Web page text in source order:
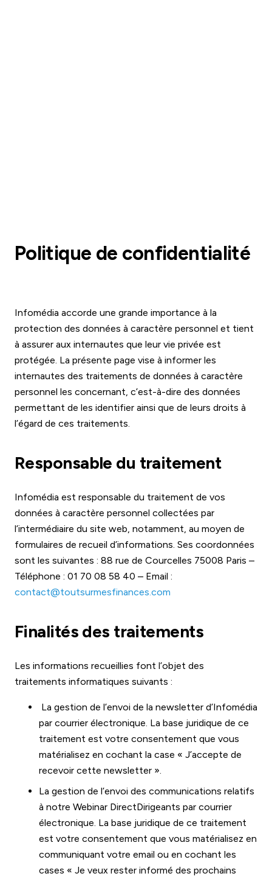
Politique de confidentialité
Infomédia accorde une grande importance à la
protection des données à caractère personnel et tient
à assurer aux internautes que leur vie privée est
protégée. La présente page vise à informer les
internautes des traitements de données à caractère
personnel les concernant, c’est-à-dire des données
permettant de les identifier ainsi que de leurs droits à
l’égard de ces traitements.
Responsable du traitement
Infomédia est responsable du traitement de vos
données à caractère personnel collectées par
l’intermédiaire du site web, notamment, au moyen de
formulaires de recueil d’informations. Ses coordonnées
sont les suivantes : 88 rue de Courcelles 75008 Paris –
Téléphone : 01 70 08 58 40 – Email :
contact@toutsurmesfinances.com
Finalités des traitements
Les informations recueillies font l’objet des
traitements informatiques suivants :
La gestion de l’envoi de la newsletter d’Infomédia
par courrier électronique. La base juridique de ce
traitement est votre consentement que vous
matérialisez en cochant la case « J’accepte de
recevoir cette newsletter ».
La gestion de l’envoi des communications relatifs
à notre Webinar DirectDirigeants par courrier
électronique. La base juridique de ce traitement
est votre consentement que vous matérialisez en
communiquant votre email ou en cochant les
cases « Je veux rester informé des prochains